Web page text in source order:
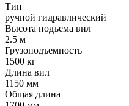
Тип
ручной гидравлический
Высота подъема вил
2.5 м
Грузоподъемность
1500 кг
Длина вил
1150 мм
Общая длина